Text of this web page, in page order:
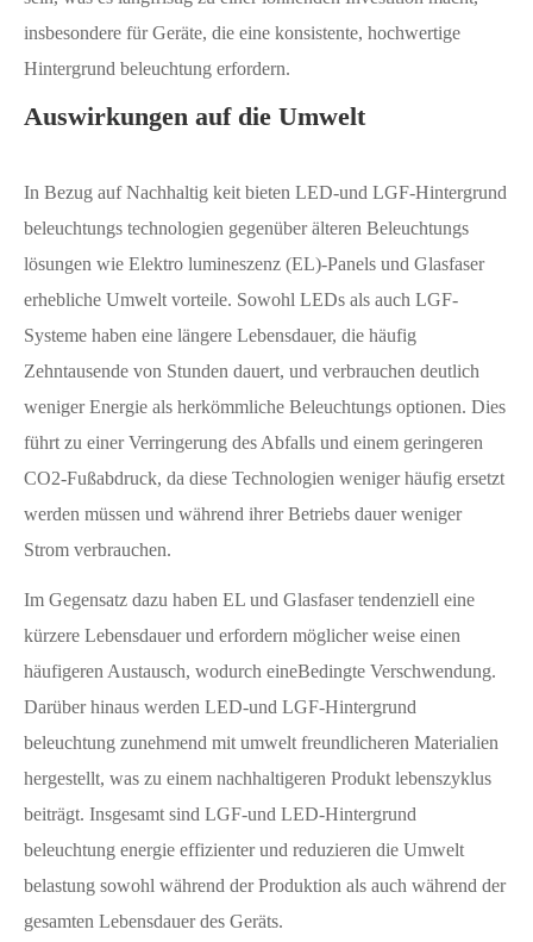
insbesondere für Geräte, die eine konsistente, hochwertige
Hintergrund beleuchtung erfordern.
Auswirkungen auf die Umwelt
In Bezug auf Nachhaltig keit bieten LED-und LGF-Hintergrund
beleuchtungs technologien gegenüber älteren Beleuchtungs
lösungen wie Elektro lumineszenz (EL)-Panels und Glasfaser
erhebliche Umwelt vorteile. Sowohl LEDs als auch LGF-
Systeme haben eine längere Lebensdauer, die häufig
Zehntausende von Stunden dauert, und verbrauchen deutlich
weniger Energie als herkömmliche Beleuchtungs optionen. Dies
führt zu einer Verringerung des Abfalls und einem geringeren
CO2-Fußabdruck, da diese Technologien weniger häufig ersetzt
werden müssen und während ihrer Betriebs dauer weniger
Strom verbrauchen.
Im Gegensatz dazu haben EL und Glasfaser tendenziell eine
kürzere Lebensdauer und erfordern möglicher weise einen
häufigeren Austausch, wodurch eineBedingte Verschwendung.
Darüber hinaus werden LED-und LGF-Hintergrund
beleuchtung zunehmend mit umwelt freundlicheren Materialien
hergestellt, was zu einem nachhaltigeren Produkt lebenszyklus
beiträgt. Insgesamt sind LGF-und LED-Hintergrund
beleuchtung energie effizienter und reduzieren die Umwelt
belastung sowohl während der Produktion als auch während der
gesamten Lebensdauer des Geräts.